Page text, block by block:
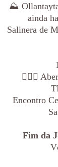
⛰️
ainda
Salinera de
🧚🏾‍♀️
Encontro
Fim da